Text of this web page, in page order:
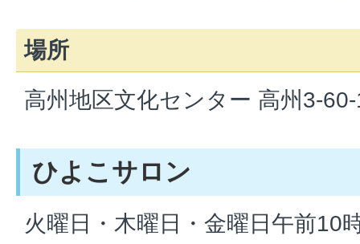
場所
高州地区文化センター 高州3-
ひよこサロン
火曜日・木曜日・金曜日午前10